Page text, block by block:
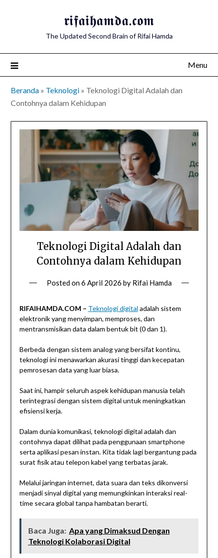
𝖗𝖎𝖋𝖆𝖎𝖍𝖆𝖒𝖉𝖆.𝖈𝖔𝖒
The Updated Second Brain of Rifai Hamda
Menu
Beranda » Teknologi » Teknologi Digital Adalah dan
Contohnya dalam Kehidupan
Teknologi Digital Adalah dan
Contohnya dalam Kehidupan
Posted on6 April 2026 by Rifai Hamda
RIFAIHAMDA.COM – Teknologi digital adalah sistem
elektronik yang menyimpan, memproses, dan
mentransmisikan data dalam bentuk bit (0 dan 1).
Berbeda dengan sistem analog yang bersifat kontinu,
teknologi ini menawarkan akurasi tinggi dan kecepatan
pemrosesan data yang luar biasa.
Saat ini, hampir seluruh aspek kehidupan manusia telah
terintegrasi dengan sistem digital untuk meningkatkan
efisiensi kerja.
Dalam dunia komunikasi, teknologi digital adalah dan
contohnya dapat dilihat pada penggunaan smartphone
serta aplikasi pesan instan. Kita tidak lagi bergantung pada
surat fisik atau telepon kabel yang terbatas jarak.
Melalui jaringan internet, data suara dan teks dikonversi
menjadi sinyal digital yang memungkinkan interaksi real-
time secara global tanpa hambatan berarti.
Baca Juga: Apa yang Dimaksud Dengan
Teknologi Kolaborasi Digital